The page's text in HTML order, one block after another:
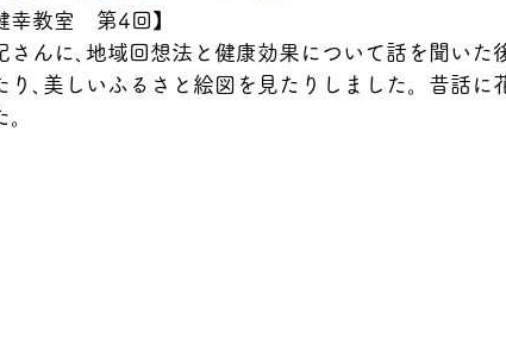
教室　第4回】
さんに､地域回想法と健康効果について話を聞いた
り､美しいふるさと絵図を見たりしました。昔話に